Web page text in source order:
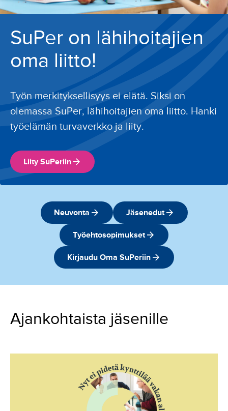
SuPer on lähihoitajien
oma liitto!
Työn merkityksellisyys ei elätä. Siksi on
olemassa SuPer, lähihoitajien oma liitto. Hanki
työelämän turvaverkko ja liity.
Liity SuPeriin
Neuvonta Jäsenedut
Työehtosopimukset
Kirjaudu Oma SuPeriin
Ajankohtaista jäsenille